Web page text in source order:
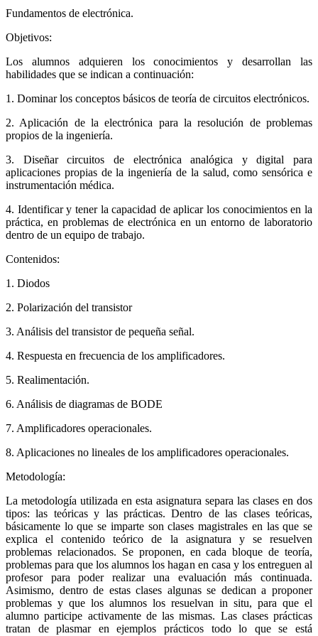
Fundamentos de electrónica.
Objetivos:
Los alumnos adquieren los conocimientos y desarrollan las
habilidades que se indican a continuación:
1. Dominar los conceptos básicos de teoría de circuitos electrónicos.
2. Aplicación de la electrónica para la resolución de problemas
propios de la ingeniería.
3. Diseñar circuitos de electrónica analógica y digital para
aplicaciones propias de la ingeniería de la salud, como sensórica e
instrumentación médica.
4. Identificar y tener la capacidad de aplicar los conocimientos en la
práctica, en problemas de electrónica en un entorno de laboratorio
dentro de un equipo de trabajo.
Contenidos:
1. Diodos
2. Polarización del transistor
3. Análisis del transistor de pequeña señal.
4. Respuesta en frecuencia de los amplificadores.
5. Realimentación.
6. Análisis de diagramas de BODE
7. Amplificadores operacionales.
8. Aplicaciones no lineales de los amplificadores operacionales.
Metodología:
La metodología utilizada en esta asignatura separa las clases en dos
tipos: las teóricas y las prácticas. Dentro de las clases teóricas,
básicamente lo que se imparte son clases magistrales en las que se
explica el contenido teórico de la asignatura y se resuelven
problemas relacionados. Se proponen, en cada bloque de teoría,
problemas para que los alumnos los hagan en casa y los entreguen al
profesor para poder realizar una evaluación más continuada.
Asimismo, dentro de estas clases algunas se dedican a proponer
problemas y que los alumnos los resuelvan in situ, para que el
alumno participe activamente de las mismas. Las clases prácticas
tratan de plasmar en ejemplos prácticos todo lo que se está